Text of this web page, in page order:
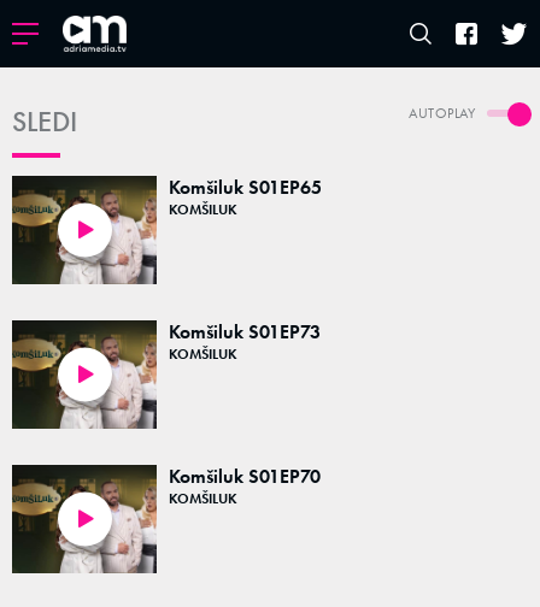
AUTOPLAY
SLEDI
Komšiluk S01EP65
KOMŠILUK
Komšiluk S01EP73
KOMŠILUK
Komšiluk S01EP70
KOMŠILUK